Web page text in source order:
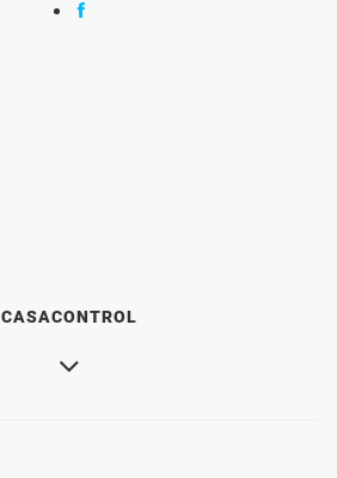
CASACONTROL